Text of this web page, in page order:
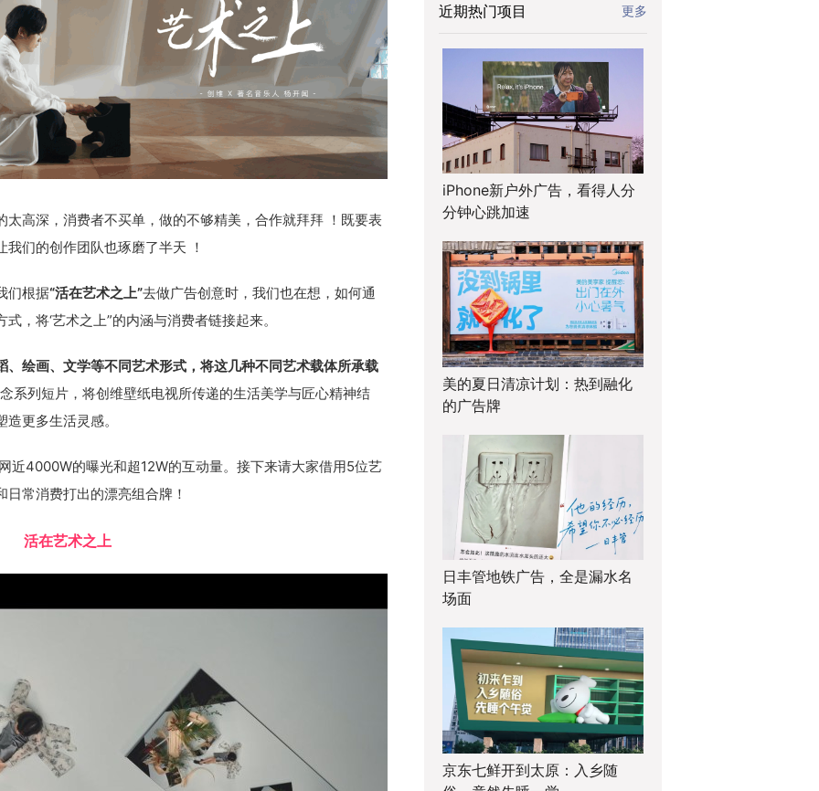
高深，消费者不买单，做的不够精美，合作就拜拜 ！既要表
们的创作团队也琢磨了半天 ！
们根据“活在艺术之上”去做广告创意时，我们也在想，如何通
，将‘艺术之上”的内涵与消费者链接起来。
、绘画、文学等不同艺术形式，将这几种不同艺术载体所承载
系列短片，将创维壁纸电视所传递的生活美学与匠心精神结
更多生活灵感。
近4000W的曝光和超12W的互动量。接下来请大家借用5位艺
常消费打出的漂亮组合牌！
活在艺术之上
近期热门项目 更多
iPhone新户外广告，看得人分
分钟心跳加速
美的夏日清凉计划：热到融化
的广告牌
日丰管地铁广告，全是漏水名
场面
京东七鲜开到太原：入乡随